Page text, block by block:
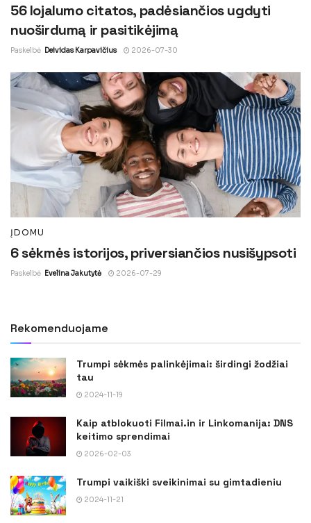
56 lojalumo citatos, padėsiančios ugdyti
nuoširdumą ir pasitikėjimą
Paskelbė Deividas Karpavičius 2026-07-30
ĮDOMU
6 sėkmės istorijos, priversiančios nusišypsoti
Paskelbė Evelina Jakutytė 2026-07-29
Rekomenduojame
Trumpi sėkmės palinkėjimai: širdingi žodžiai
tau
2024-11-19
Kaip atblokuoti Filmai.in ir Linkomanija: DNS
keitimo sprendimai
2026-02-03
Trumpi vaikiški sveikinimai su gimtadieniu
2024-11-21